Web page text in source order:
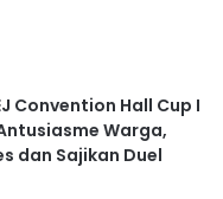
Convention Hall Cup I
Warga,
dan Sajikan Duel